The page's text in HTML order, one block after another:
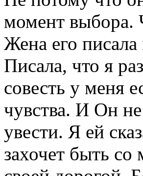
момент выбора.
Жена его
Писала, что я
совесть у меня
чувства. И Он
увести. Я ей
захочет быть со